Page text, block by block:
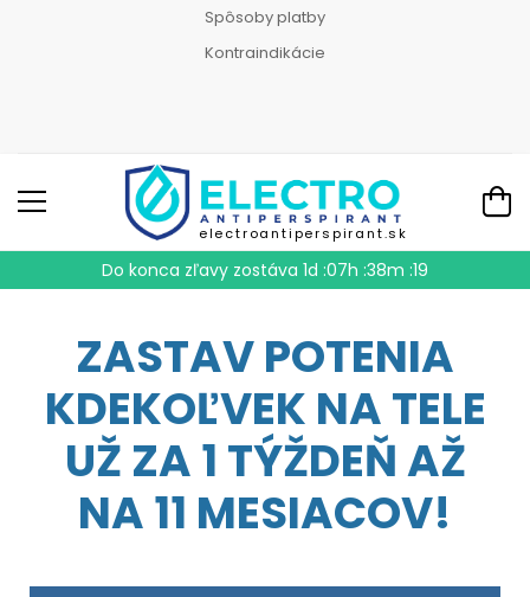
Spôsoby platby
Kontraindikácie
electroantiperspirant.sk
Do konca zľavy zostáva 1d :07h :38m :18
ZASTAV POTENIA
KDEKOĽVEK NA TELE
UŽ ZA 1 TÝŽDEŇ AŽ
NA 11 MESIACOV!